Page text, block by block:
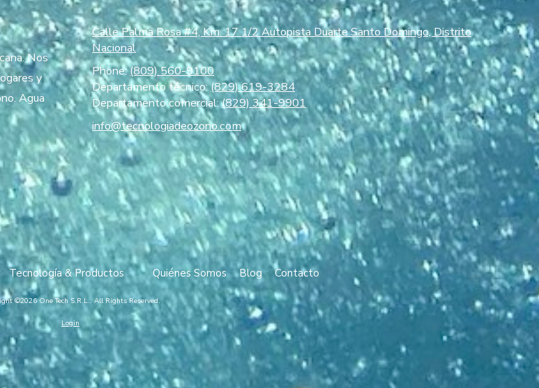
Nos
y
Agua
Calle Palma Rosa #4, Km. 17 1/2 Autopista Duarte Santo Domingo, Distrito
Nacional
Phone:(809) 560-9100
Departamento técnico:(829) 619-3284
Departamento comercial:(829) 341-9901
info@tecnologiadeozono.com
Tecnología & Productos Quiénes Somos Blog Contacto
©2026 One Tech S.R.L.. All Rights Reserved.
Login